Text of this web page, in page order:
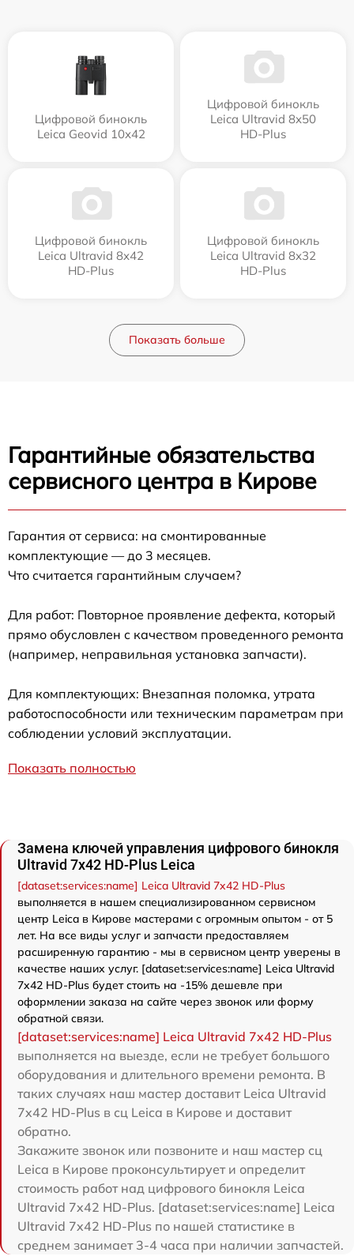
Цифровой бинокль
Leica Geovid 10x42
Цифровой бинокль
Leica Ultravid 8x50
HD-Plus
Цифровой бинокль
Leica Ultravid 8x42
HD-Plus
Цифровой бинокль
Leica Ultravid 8x32
HD-Plus
Показать больше
Гарантийные обязательства
сервисного центра в Кирове
Гарантия от сервиса: на смонтированные
комплектующие — до 3 месяцев.
Что считается гарантийным случаем?
Для работ: Повторное проявление дефекта, который
прямо обусловлен с качеством проведенного ремонта
(например, неправильная установка запчасти).
Для комплектующих: Внезапная поломка, утрата
работоспособности или техническим параметрам при
соблюдении условий эксплуатации.
Показать полностью
Замена ключей управления цифрового бинокля
Ultravid 7x42 HD-Plus Leica
[dataset:services:name] Leica Ultravid 7x42 HD-Plus
выполняется в нашем специализированном сервисном
центр Leica в Кирове мастерами с огромным опытом - от 5
лет. На все виды услуг и запчасти предоставляем
расширенную гарантию - мы в сервисном центр уверены в
качестве наших услуг. [dataset:services:name] Leica Ultravid
7x42 HD-Plus будет стоить на -15% дешевле при
оформлении заказа на сайте через звонок или форму
обратной связи.
[dataset:services:name] Leica Ultravid 7x42 HD-Plus
выполняется на выезде, если не требует большого
оборудования и длительного времени ремонта. В
таких случаях наш мастер доставит Leica Ultravid
7x42 HD-Plus в сц Leica в Кирове и доставит
обратно.
Закажите звонок или позвоните и наш мастер сц
Leica в Кирове проконсультирует и определит
стоимость работ над цифрового бинокля Leica
Ultravid 7x42 HD-Plus. [dataset:services:name] Leica
Ultravid 7x42 HD-Plus по нашей статистике в
среднем занимает 3-4 часа при наличии запчастей.